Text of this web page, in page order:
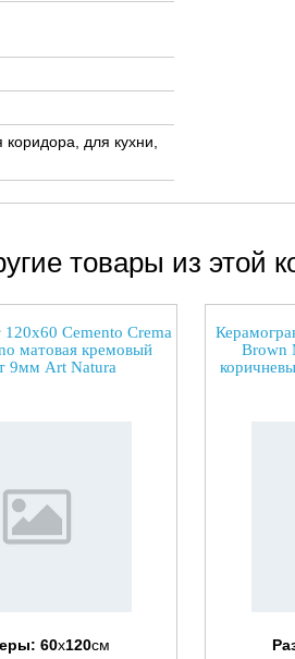
для кухни,
товары из этой
120x60 Cemento Crema
матовая кремовый
9мм Art Natura
60x120см
Brown